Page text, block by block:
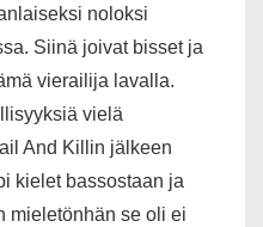
noloksi
Siinä joivat bisset ja
vierailija lavalla.
vielä
And Killin jälkeen
kielet bassostaan ja
mieletönhän se oli ei